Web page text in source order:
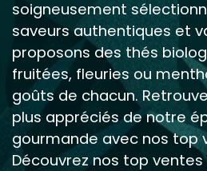
soigneusement
saveurs authentiques et
proposons des thés
fruitées, fleuries ou
goûts de chacun.
plus appréciés de notre
gourmande avec nostop
Découvrez nos top ventes